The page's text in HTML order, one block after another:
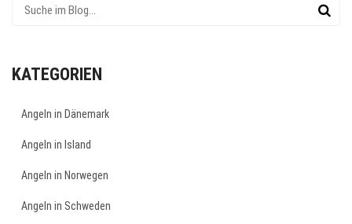
KATEGORIEN
Angeln in Dänemark
Angeln in Island
Angeln in Norwegen
Angeln in Schweden